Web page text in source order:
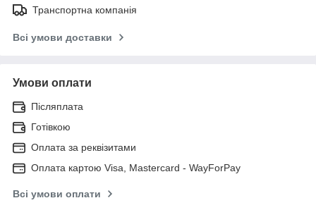
Транспортна компанія
Всі умови доставки
Умови оплати
Післяплата
Готівкою
Оплата за реквізитами
Оплата картою Visa, Mastercard - WayForPay
Всі умови оплати